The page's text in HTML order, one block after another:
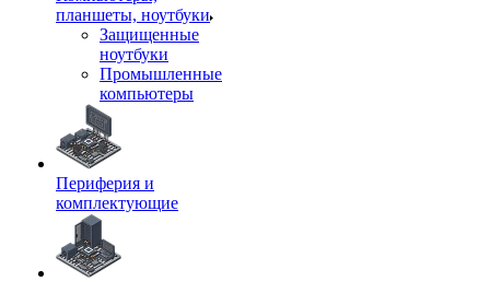
планшеты, ноутбуки
Защищенные
ноутбуки
Промышленные
компьютеры
Периферия и
комплектующие